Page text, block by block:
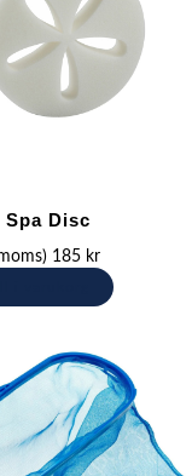
Spa Disc
185 kr